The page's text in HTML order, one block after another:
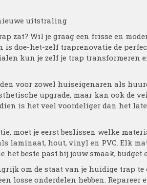
uitstraling
zat? Wil je graag een frisse en
is doe-het-zelf traprenovatie de
kun je zelf je trap transformeren
voor zowel huiseigenaren als
upgrade, maar kan ook de
is het veel voordeliger dan het
moet je eerst beslissen welke
laminaat, hout, vinyl en PVC. Elk
het beste past bij jouw smaak, budget
om de staat van je huidige trap
losse onderdelen hebben. Repareer